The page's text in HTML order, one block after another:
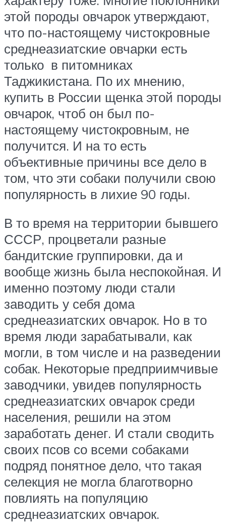
этой породы овчарок утверждают,
что по-настоящему чистокровные
среднеазиатские овчарки есть
только в питомниках
Таджикистана. По их мнению,
купить в России щенка этой породы
овчарок, чтоб он был по-
настоящему чистокровным, не
получится. И на то есть
объективные причины все дело в
том, что эти собаки получили свою
популярность в лихие 90 годы.
В то время на территории бывшего
СССР, процветали разные
бандитские группировки, да и
вообще жизнь была неспокойная. И
именно поэтому люди стали
заводить у себя дома
среднеазиатских овчарок. Но в то
время люди зарабатывали, как
могли, в том числе и на разведении
собак. Некоторые предприимчивые
заводчики, увидев популярность
среднеазиатских овчарок среди
населения, решили на этом
заработать денег. И стали сводить
своих псов со всеми собаками
подряд понятное дело, что такая
селекция не могла благотворно
повлиять на популяцию
среднеазиатских овчарок.